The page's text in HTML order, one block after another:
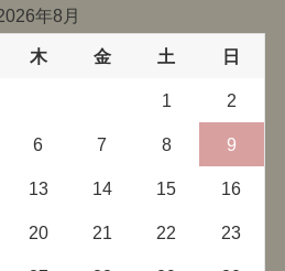
年8月
木 金 土 日
1 2
6 7 8 9
13 14 15 16
20 21 22 23